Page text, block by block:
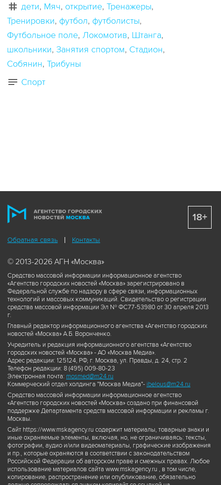
дети Мяч открытие Тренажеры
Тренировки футбол футболисты
Футбольное поле Локомотив Штанга
школьники Занятия спортом Стадион
Собянин Трибуны
Спорт
Обратная связь Контакты
© 2013-2026 АГН «Москва»
Средство массовой информации информационное агентство
«Агентство городских новостей «Москва» зарегистрировано в
Федеральной службе по надзору в сфере связи, информационных
технологий и массовых коммуникаций. Свидетельство о регистрации
средства массовой информации Эл № ФС77-53980 от 30 апреля 2013
г.
Главный редактор информационного агентства «Агентство городских
новостей «Москва» А.Б. Воронченко.
Учредитель и редакция информационного агентства «Агентство
городских новостей «Москва» - АО «Москва Медиа».
Адрес редакции: 125124, РФ, г. Москва, ул. Правды, д. 24, стр. 2
Телефон редакции: 8 (495) 009-80-23
Электронная почта: mosmed@m24.ru
Коммерческий отдел холдинга "Москва Медиа"- ibelous@m24.ru
Средство массовой информации информационное агентство
«Агентство городских новостей «Москва» создано при финансовой
поддержке Департамента средств массовой информации и рекламы г.
Москвы.
Сайт https://www.mskagency.ru содержит материалы, товарные знаки и
иные охраняемые элементы, включая, но, не ограничиваясь: тексты,
фотографии, аудио и/или видеоматериалы, графические изображения
и пр., которые охраняются в соответствии с законодательством
Российской Федерации об авторском праве и смежных правах. Любое
использование материалов сайта www.mskagency.ru , в том числе,
копирование, распространение или опубликование, обязательно
18+